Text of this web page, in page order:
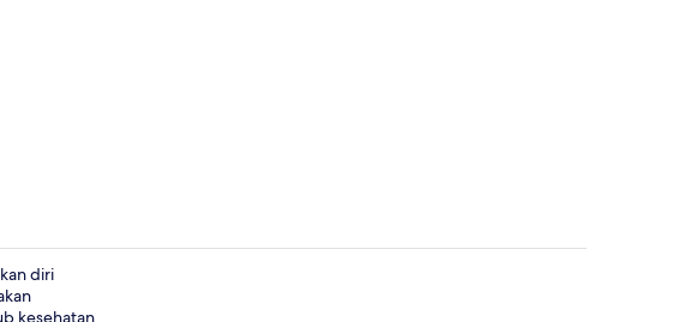
diri
kesehatan